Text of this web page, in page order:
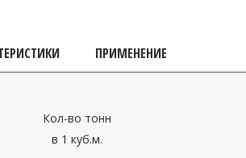
ПРИМЕНЕНИЕ
Кол-во тонн
в 1 куб.м.